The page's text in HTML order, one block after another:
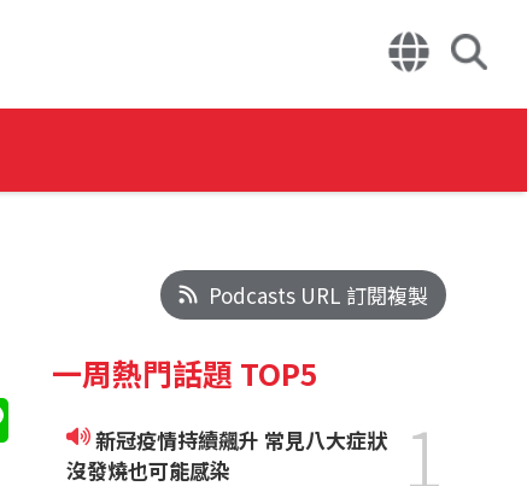
Podcasts URL 訂閱複製
一周熱門話題 TOP5
新冠疫情持續飆升 常見八大症狀
沒發燒也可能感染
1